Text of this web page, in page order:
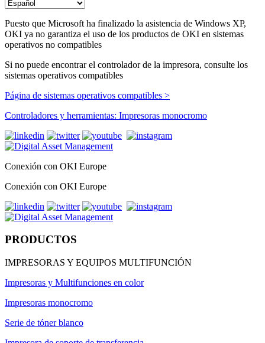
Puesto que Microsoft ha finalizado la asistencia de Windows XP,
OKI ya no garantiza el uso de los productos de OKI en sistemas
operativos no compatibles
Si no puede encontrar el controlador de la impresora, consulte los
sistemas operativos compatibles
Página de sistemas operativos compatibles >
Controladores y herramientas: Impresoras monocromo
Conexión con OKI Europe
Conexión con OKI Europe
PRODUCTOS
IMPRESORAS Y EQUIPOS MULTIFUNCIÓN
Impresoras y Multifunciones en color
Impresoras monocromo
Serie de tóner blanco